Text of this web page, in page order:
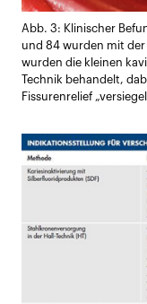
Abb. 3: Klinischer
und 84 wurden mit der
wurden die kleinen
Technik behandelt,
Fissurenrelief